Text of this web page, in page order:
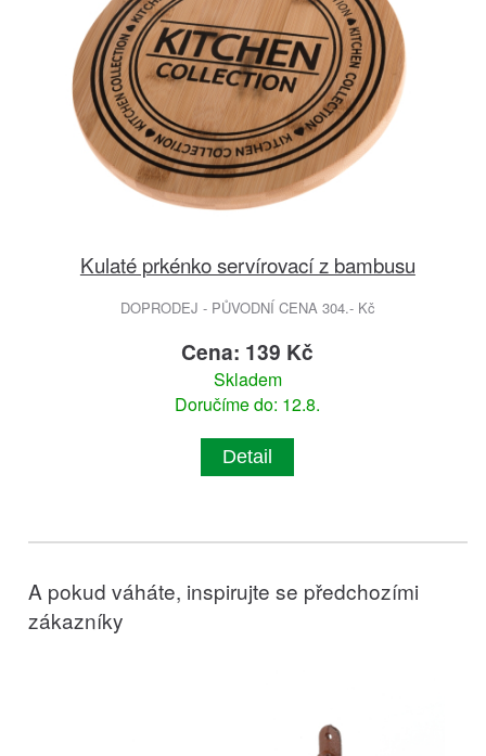
Kulaté prkénko servírovací z bambusu
DOPRODEJ - PŮVODNÍ CENA 304.- Kč
Cena: 139 Kč
Skladem
Doručíme do: 12.8.
Detail
A pokud váháte, inspirujte se předchozími
zákazníky